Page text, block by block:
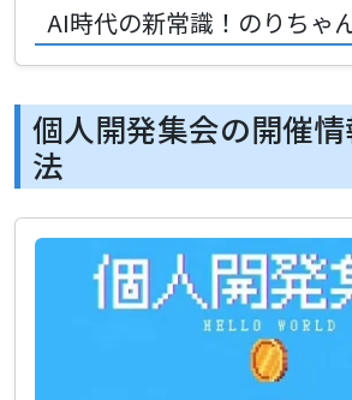
個人開発集会の開催
法